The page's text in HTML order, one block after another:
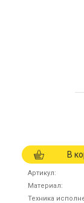
В
Артикул
Материал
Техника